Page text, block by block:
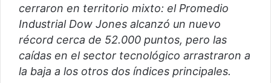
cerraron en territorio mixto: el Promedio
Industrial Dow Jones alcanzó un nuevo
récord cerca de 52.000 puntos, pero las
caídas en el sector tecnológico arrastraron a
la baja a los otros dos índices principales.